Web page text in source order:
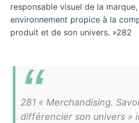
responsable visuel de la
environnement propice à la
produit et de son univers. »282
281 « Merchandising.
différencier son univers »